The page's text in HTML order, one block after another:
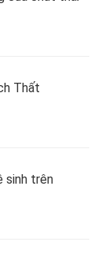
Thất
sinh trên